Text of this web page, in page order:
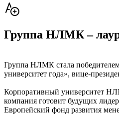
Группа НЛМК –
Группа НЛМК стала
университет года», вице-
Корпоративный университет
компания готовит будущих
Европейский фонд развития